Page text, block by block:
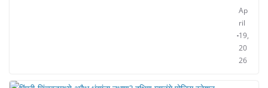
Ap
ril
19,
20
26